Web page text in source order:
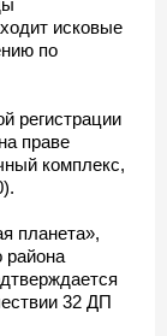
исковые
по
регистрации
праве
комплекс,
планета»,
района
32 ДП